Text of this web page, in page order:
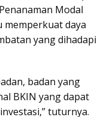
Modal
memperkuat daya
yang dihadapi
badan yang
BKIN yang dapat
tuturnya.